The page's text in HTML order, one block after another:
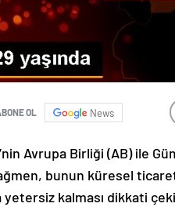
OL News
Avrupa Birliği (AB) ile
bunun küresel
yetersiz kalması dikkati